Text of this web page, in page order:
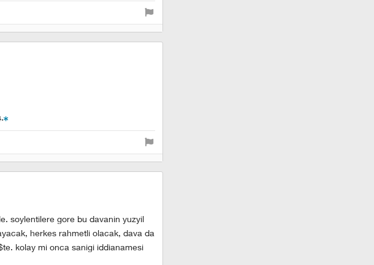
soylentilere gore bu davanin yuzyil
herkes rahmetli olacak, dava da
kolay mi onca sanigi iddianamesi